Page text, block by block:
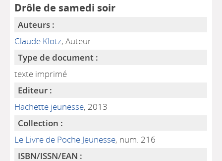
Drôle de samedi soir
Auteurs :
Claude Klotz, Auteur
Type de document :
texte imprimé
Editeur :
Hachette jeunesse, 2013
Collection :
Le Livre de Poche Jeunesse, num. 216
ISBN/ISSN/EAN :